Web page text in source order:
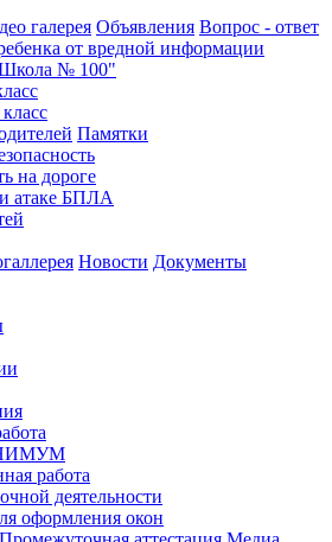
галерея Объявления Вопрос - ответ
от вредной информации
№ 100"
Памятки
на дороге
атаке БПЛА
Новости Документы
работа
деятельности
оформления окон